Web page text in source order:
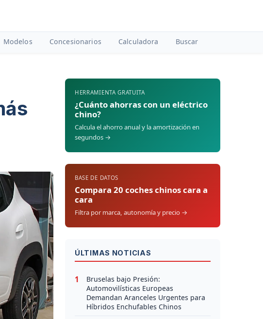
Modelos Concesionarios Calculadora Buscar
HERRAMIENTA GRATUITA
¿Cuánto ahorras con un eléctrico
chino?
Calcula el ahorro anual y la amortización en
segundos →
BASE DE DATOS
Compara 20 coches chinos cara a
cara
Filtra por marca, autonomía y precio →
ÚLTIMAS NOTICIAS
1
Bruselas bajo Presión:
Automovilísticas Europeas
Demandan Aranceles Urgentes para
Híbridos Enchufables Chinos